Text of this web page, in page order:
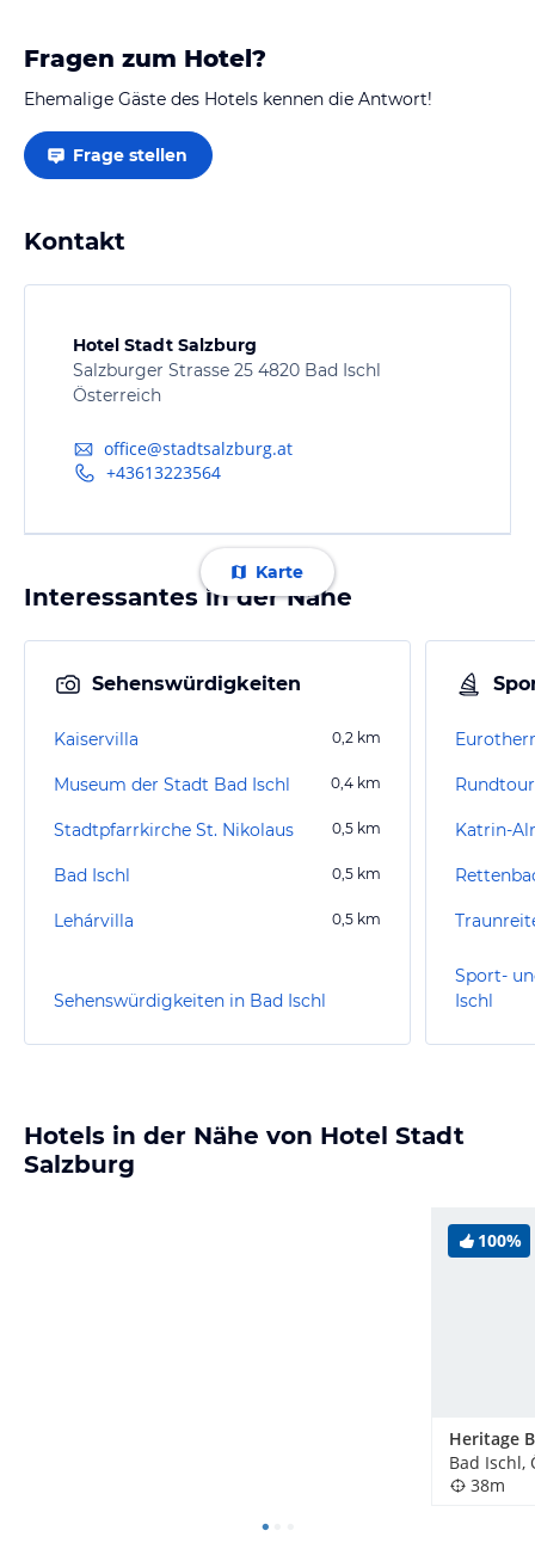
Fragen zum Hotel?
Ehemalige Gäste des Hotels kennen die Antwort!
Frage stellen
Kontakt
Hotel Stadt Salzburg
Salzburger Strasse 25 4820 Bad Ischl
Österreich
office@stadtsalzburg.at
+43613223564
Karte
Interessantes in der Nähe
Sehenswürdigkeiten
Kaiservilla 0,2 km
Museum der Stadt Bad Ischl 0,4 km
Stadtpfarrkirche St. Nikolaus 0,5 km
Bad Ischl 0,5 km
Lehárvilla 0,5 km
Sehenswürdigkeiten in Bad Ischl
Katrin-
Sport-
Ischl
Hotels in der Nähe von Hotel Stadt
Salzburg
100%
Bad Ischl,
38m